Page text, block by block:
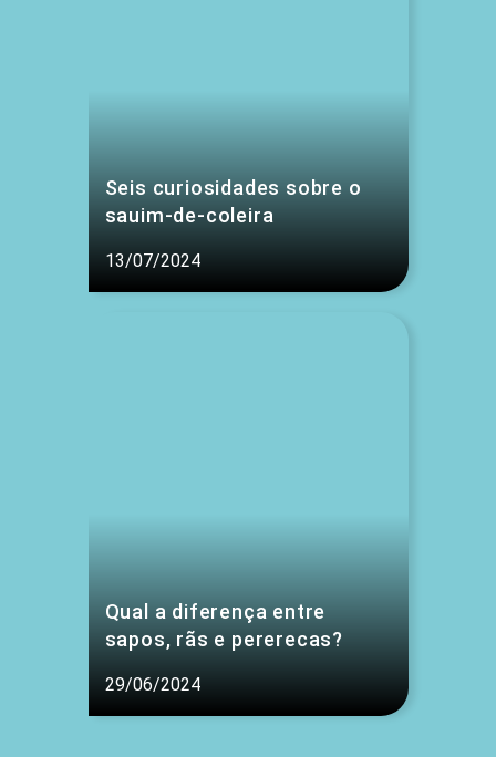
Seis curiosidades sobre o
sauim-de-coleira
13/07/2024
Qual a diferença entre
sapos, rãs e pererecas?
29/06/2024